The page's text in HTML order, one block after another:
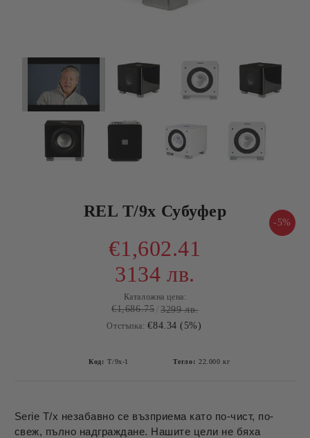
REL T/9x Субуфер
-5%
€1,602.41
3134 лв.
Каталожна цена:
€1,686.75 3299 лв.
Отстъпка: €84.34 (5%)
Код: T/9x-1 Тегло: 22.000 кг
Serie T/x незабавно се възприема като по-чист, по-
свеж, пълно надграждане. Нашите цели не бяха